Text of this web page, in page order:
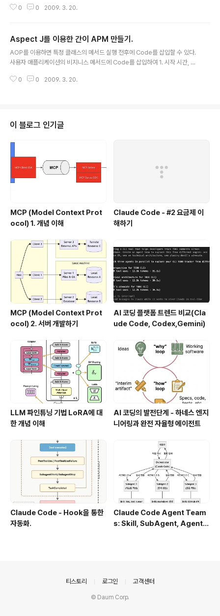
ids) { System.out.println(mbThread.getThreadInfo(id).getThread
+ mbThread.getThreadCpuTime(id)); } == ..
0 0 2009. 3. 20.
Aspect J를 이용한 간이 APM 만들기.
AOP를 이용하면 특정 클래스의 메서드 실행 전후에 Code를 삽입할 수 있다.
사용자 애플리케이션의 비지니스 메서드에 Code를 삽입하여 1. 시작 시간, 종
이용하여 CPU 사용시간을 측정하면 비지니스 메서드의 CPU 사용률을 측정할
d를 set하게 하고, after advice에서 Trace내용을 flush하게 하면 된다. 그
중간에는 Thread L..
0 0 2009. 3. 20.
이 블로그 인기글
MCP (Model Context Prot
ocol) 1. 개념 이해
Claude Code - #2 요금제 이
해하기
MCP (Model Context Prot
ocol) 2. 서버 개발하기
AI 코딩 플랫폼 트렌드 비교(Cla
ude Code, Codex,Gemini)
LLM 파인튜닝 기법 LoRA에 대
한 개념 이해
AI 코딩의 발전단계 - 하네스 엔지
니어링과 완전 자율형 에이전트
Claude Code - Hook을 통한
자동화.
Claude Code Agent Team
s: Skill, SubAgent, Agent T
티스토리 로그인 고객센터
© Daum Corp.